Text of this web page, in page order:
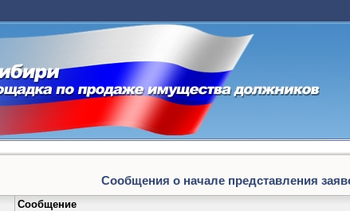
Сообщения о начале представления
Сообщение